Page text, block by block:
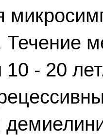
Течение
- 20